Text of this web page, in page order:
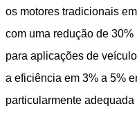
os motores tradicionais
com uma redução de 30%
para aplicações de
a eficiência em 3% a 5%
particularmente